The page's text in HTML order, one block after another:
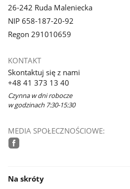
26-242 Ruda Maleniecka
NIP 658-187-20-92
Regon 291010659
KONTAKT
Skontaktuj się z nami
+48 41 373 13 40
Czynna w dni robocze
w godzinach 7:30-15:30
MEDIA SPOŁECZNOŚCIOWE:
Na skróty